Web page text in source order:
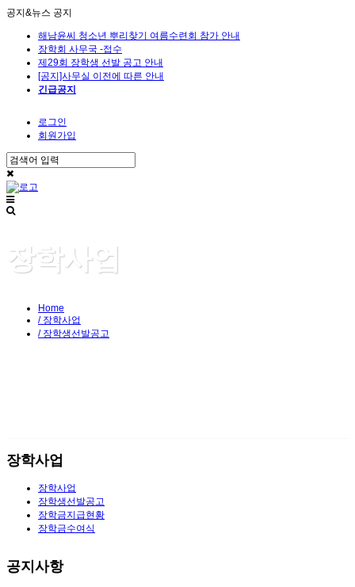
공지&뉴스 공지
해남윤씨 청소년 뿌리찾기 여름수련회 참가 안내
장학회 사무국 -접수
제29회 장학생 선발 공고 안내
[공지]사무실 이전에 따른 안내
긴급공지
로그인
회원가입
장학사업
Home
/ 장학사업
/ 장학생선발공고
장학사업
장학사업
장학생선발공고
장학금지급현황
장학금수여식
공지사항